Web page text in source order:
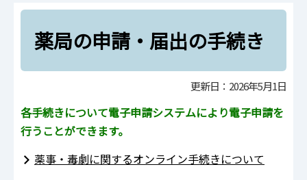
薬局の申請・届出の手続き
薬局の申請・届出の手続き
更新日：2026年5月1日
各手続きについて電子申請システムにより電子申請を
行うことができます。
薬事・毒劇に関するオンライン手続きについて